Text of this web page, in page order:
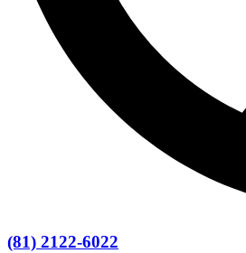
(81) 2122-6022